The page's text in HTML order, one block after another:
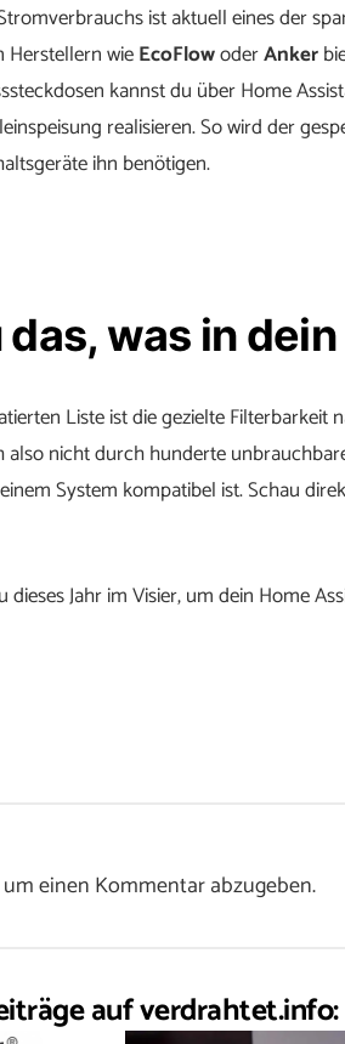
ist aktuell eines der
Herstellern wieEcoFlowoderAnker
kannst du über Home
realisieren. So wird der
ihn benötigen.
das, was in
Liste ist die gezielte Filterbarkeit
also nicht durch hunderte
System kompatibel ist. Schau
Jahr im Visier, um dein Home
einen Kommentar abzugeben.
auf verdrahtet.info: